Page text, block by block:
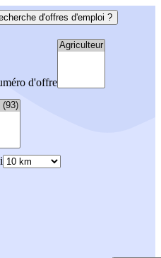
d'offres d'emploi ?
d'offre